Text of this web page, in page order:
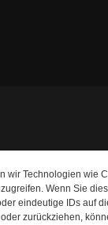
wir Technologien wie
Wenn Sie
eindeutige IDs auf
zurückziehen,